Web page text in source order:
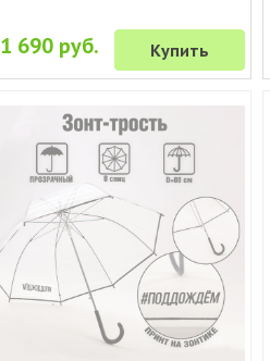
1 690 руб. Купить